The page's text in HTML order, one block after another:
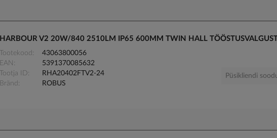
HARBOUR V2 20W/840 2510LM IP65 600MM TWIN HALL
Tootekood
43063800056
EAN
5391370085632
Tootja ID
RHA20402FTV2-24
Bränd
ROBUS
Püsikliendi